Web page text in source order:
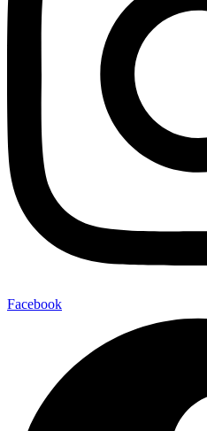
Facebook